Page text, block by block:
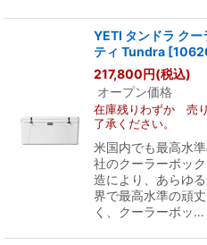
YETI タンドラ ク
ティ Tundra [
217,800円(税込)
オープン価格
在庫残りわずか 売
了承ください。
米国内でも最高水
社のクーラーボッ
造により、あらゆ
界で最高水準の頑
く、クーラーボッ…